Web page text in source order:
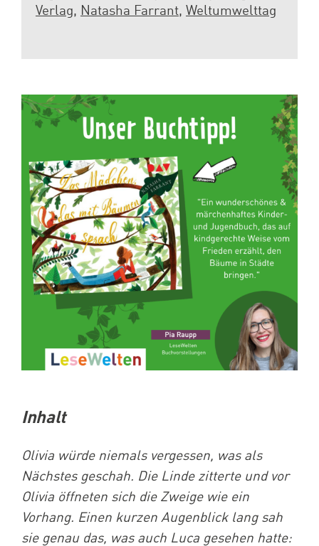
Spenden
Verlag, Natasha Farrant, Weltumwelttag
Inhalt
Olivia würde niemals vergessen, was als
Nächstes geschah. Die Linde zitterte und vor
Olivia öffneten sich die Zweige wie ein
Vorhang. Einen kurzen Augenblick lang sah
sie genau das, was auch Luca gesehen hatte: